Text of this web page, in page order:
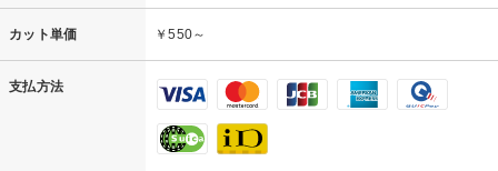
カット単価 ￥550～
支払方法